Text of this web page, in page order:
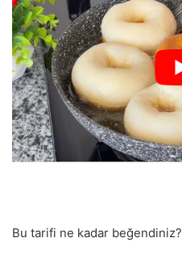
Bu tarifi ne kadar beğendiniz?